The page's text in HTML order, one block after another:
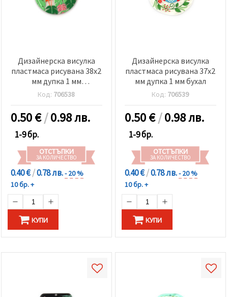
Дизайнерска висулка
пластмаса рисувана 38x2
мм дупка 1 мм
тропически листа
Код: 706538
0.50€/0.98 лв.
1-9 бр.
ОТСТЪПКИ
ЗА КОЛИЧЕСТВО
0.40 €/0.78 лв.- 20 %
10 бр. +
КУПИ
Дизайнерска висулка
пластмаса рисувана 37x2
мм дупка 1 мм бухал
Код: 706539
0.50€/0.98 лв.
1-9 бр.
ОТСТЪПКИ
ЗА КОЛИЧЕСТВО
0.40 €/0.78 лв.- 20 %
10 бр. +
КУПИ